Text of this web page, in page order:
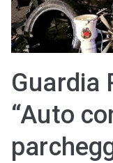
Guardia
“Auto